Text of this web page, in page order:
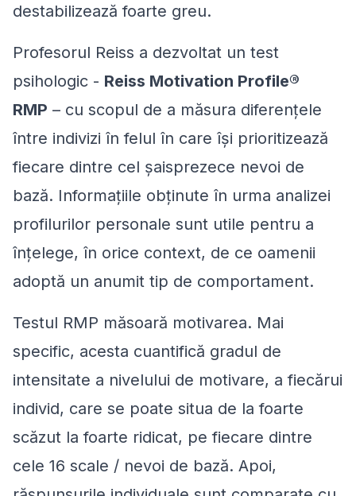
destabilizează foarte greu.
Profesorul Reiss a dezvoltat un test
psihologic - Reiss Motivation Profile®
RMP – cu scopul de a măsura diferențele
între indivizi în felul în care își prioritizează
fiecare dintre cel șaisprezece nevoi de
bază. Informațiile obținute în urma analizei
profilurilor personale sunt utile pentru a
înțelege, în orice context, de ce oamenii
adoptă un anumit tip de comportament.
Testul RMP măsoară motivarea. Mai
specific, acesta cuantifică gradul de
intensitate a nivelului de motivare, a fiecărui
individ, care se poate situa de la foarte
scăzut la foarte ridicat, pe fiecare dintre
cele 16 scale / nevoi de bază. Apoi,